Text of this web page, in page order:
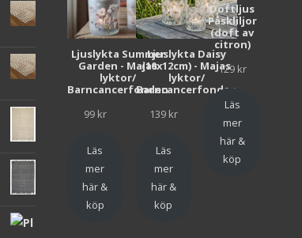
Ljuslykta Summer
Garden - Majas
lyktor/
Barncancerfonden
99 kr
Läs
mer
här &
köp
Ljuslykta Daisy
(10x12cm) - Majas
lyktor/
Barncancerfonden
139 kr
Läs
mer
här &
köp
Doftljus
Påskliljor
(doft av
citron)
129 kr
Läs
mer
här &
köp